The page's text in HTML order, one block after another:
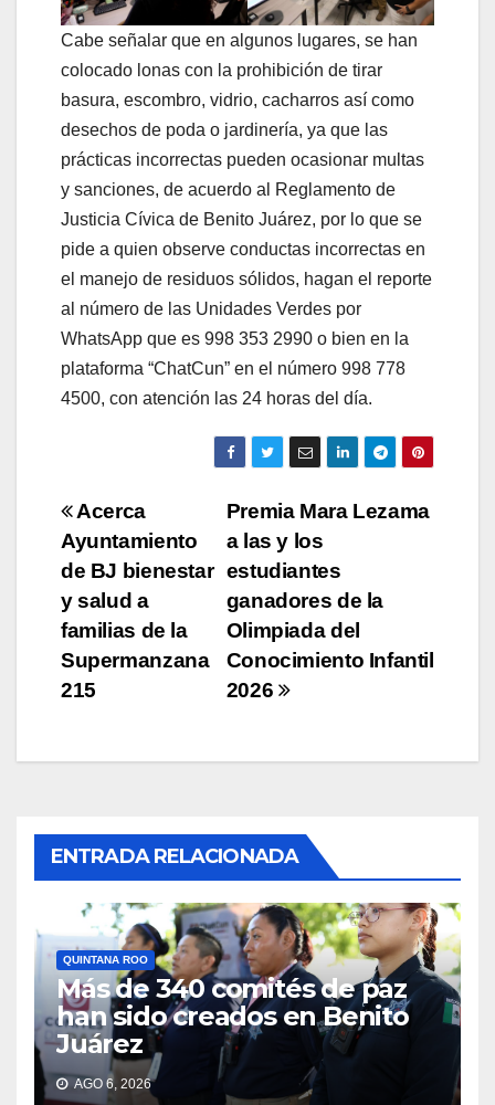
Cabe señalar que en algunos lugares, se han
colocado lonas con la prohibición de tirar
basura, escombro, vidrio, cacharros así como
desechos de poda o jardinería, ya que las
prácticas incorrectas pueden ocasionar multas
y sanciones, de acuerdo al Reglamento de
Justicia Cívica de Benito Juárez, por lo que se
pide a quien observe conductas incorrectas en
el manejo de residuos sólidos, hagan el reporte
al número de las Unidades Verdes por
WhatsApp que es 998 353 2990 o bien en la
plataforma “ChatCun” en el número 998 778
4500, con atención las 24 horas del día.
Navegación
de
entradas
Premia Mara Lezama
a las y los
estudiantes
ganadores de la
Olimpiada del
Conocimiento Infantil
2026
Acerca
Ayuntamiento
de BJ bienestar
y salud a
familias de la
Supermanzana
215
ENTRADA RELACIONADA
QUINTANA ROO
Más de 340 comités de paz
han sido creados en Benito
Juárez
AGO 6, 2026